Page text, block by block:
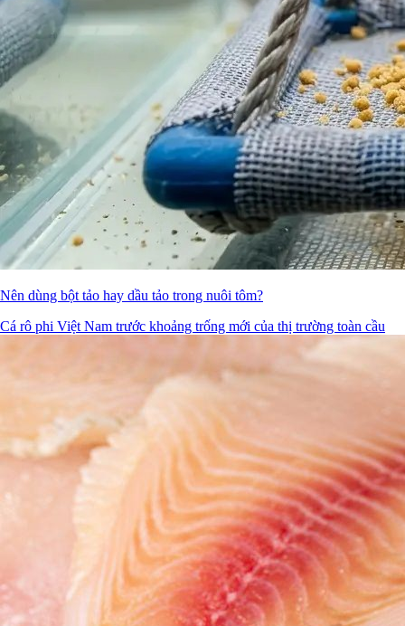
Nên dùng bột tảo hay dầu tảo trong nuôi tôm?
Cá rô phi Việt Nam trước khoảng trống mới của thị trường toàn cầu